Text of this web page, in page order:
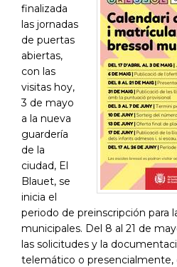
finalizada
las jornadas
de puertas
abiertas,
con las
visitas hoy,
3 de mayo
a la nueva
guardería
de la
ciudad, El
Blauet, se
inicia el
periodo de preinscripción para
municipales. Del 8 al 21 de
las solicitudes y la
telemático o presencialmente,